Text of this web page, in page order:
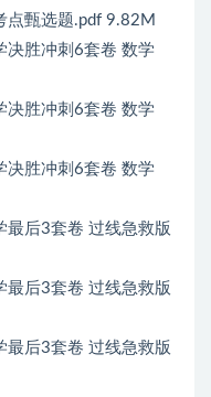
点甄选题.pdf 9.82M
胜冲刺6套卷 数学
胜冲刺6套卷 数学
胜冲刺6套卷 数学
后3套卷 过线急救版
后3套卷 过线急救版
后3套卷 过线急救版